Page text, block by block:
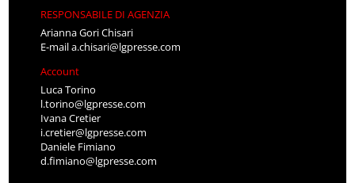
RESPONSABILE DI AGENZIA
Arianna Gori Chisari
E-maila.chisari@lgpresse.com
Account
Luca Torino
l.torino@lgpresse.com
Ivana Cretier
i.cretier@lgpresse.com
Daniele Fimiano
d.fimiano@lgpresse.com